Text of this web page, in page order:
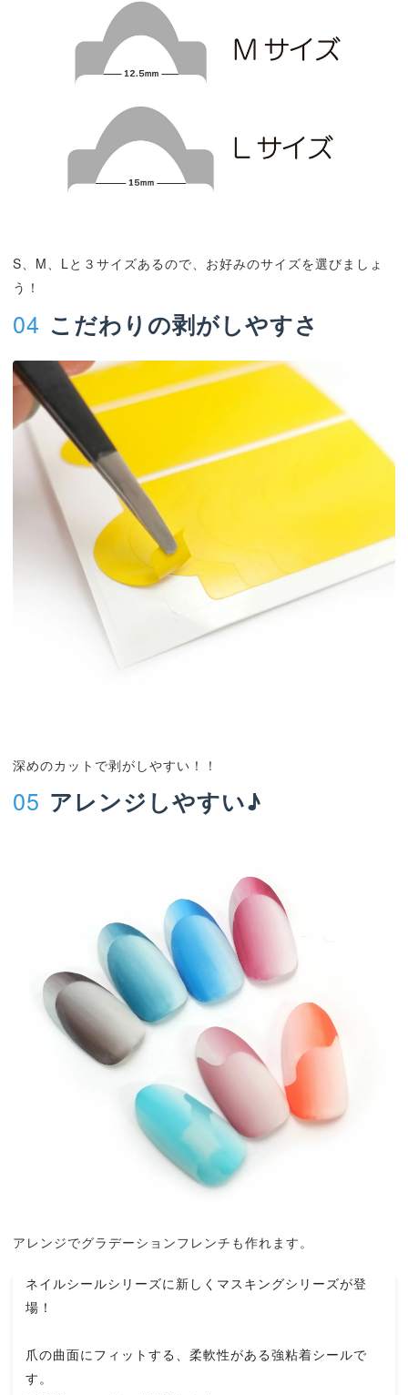
S、M、Lと３サイズあるので、お好みのサイズを選びましょ
う！
04 こだわりの剥がしやすさ
深めのカットで剥がしやすい！！
05 アレンジしやすい♪
アレンジでグラデーションフレンチも作れます。
ネイルシールシリーズに新しくマスキングシリーズが登
場！
爪の曲面にフィットする、柔軟性がある強粘着シールで
す。